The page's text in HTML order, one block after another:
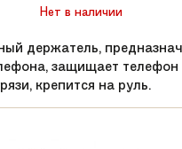
Нет в наличии
держатель,
защищает
крепится на руль.